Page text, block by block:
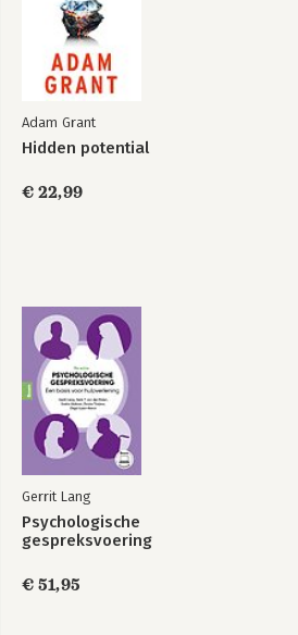
Adam Grant
Hidden potential
€ 22,99
Gerrit Lang
Psychologische
gespreksvoering
€ 51,95